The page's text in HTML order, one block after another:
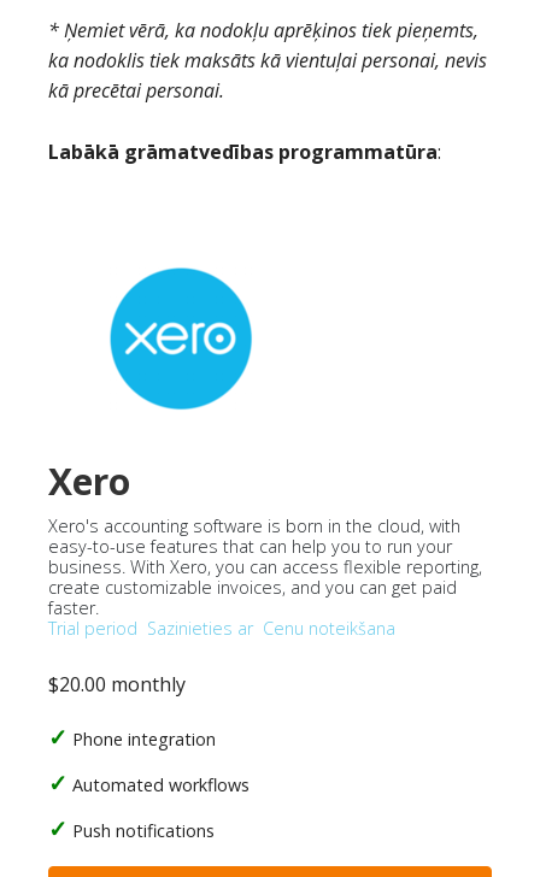
* Ņemiet vērā, ka nodokļu aprēķinos tiek pieņemts,
ka nodoklis tiek maksāts kā vientuļai personai, nevis
kā precētai personai.
Labākā grāmatvedības programmatūra:
Xero
Xero's accounting software is born in the cloud, with
easy-to-use features that can help you to run your
business. With Xero, you can access flexible reporting,
create customizable invoices, and you can get paid
faster.
Trial period Sazinieties ar Cenu noteikšana
$20.00 monthly
Phone integration
Automated workflows
Push notifications